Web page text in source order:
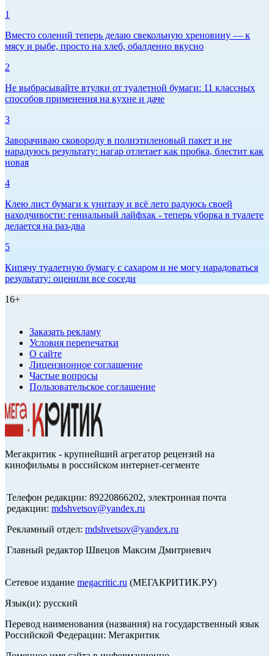
1
Вместо солений теперь делаю свекольную хреновину — к
мясу и рыбе, просто на хлеб, обалденно вкусно
2
Не выбрасывайте втулки от туалетной бумаги: 11 классных
способов применения на кухне и даче
3
Заворачиваю сковороду в полиэтиленовый пакет и не
нарадуюсь результату: нагар отлетает как пробка, блестит как
новая
4
Клею лист бумаги к унитазу и всё лето радуюсь своей
находчивости: гениальный лайфхак - теперь уборка в туалете
делается на раз-два
5
Кипячу туалетную бумагу с сахаром и не могу нарадоваться
результату: оценили все соседи
16+
Заказать рекламу
Условия перепечатки
О сайте
Лицензионное соглашение
Частые вопросы
Пользовательское соглашение
Мегакритик - крупнейший агрегатор рецензий на
кинофильмы в российском интернет-сегменте
Телефон редакции: 89220866202, электронная почта
редакции: mdshvetsov@yandex.ru
Рекламный отдел: mdshvetsov@yandex.ru
Главный редактор Швецов Максим Дмитриевич
Сетевое издание megacritic.ru (МЕГАКРИТИК.РУ)
Язык(и): русский
Перевод наименования (названия) на государственный язык
Российской Федерации: Мегакритик